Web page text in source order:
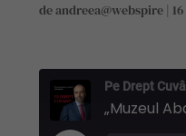
deandreea@webspire |
Pe Drept